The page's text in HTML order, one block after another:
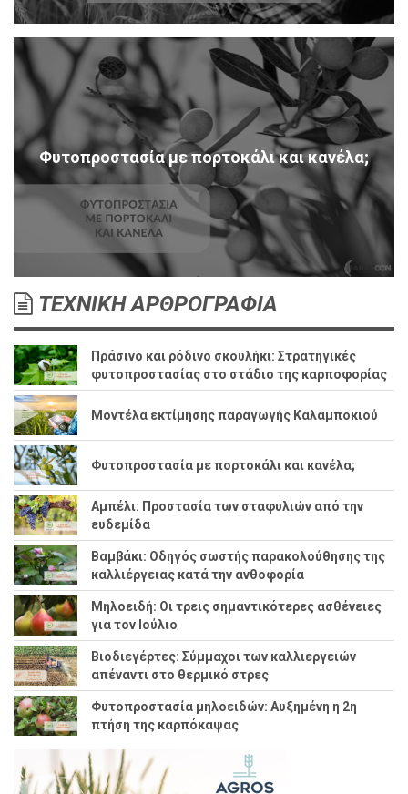
Φυτοπροστασία με πορτοκάλι και κανέλα;
ΤΕΧΝΙΚΗ ΑΡΘΡΟΓΡΑΦΙΑ
Πράσινο και ρόδινο σκουλήκι: Στρατηγικές
φυτοπροστασίας στο στάδιο της καρποφορίας
Μοντέλα εκτίμησης παραγωγής Καλαμποκιού
Φυτοπροστασία με πορτοκάλι και κανέλα;
Αμπέλι: Προστασία των σταφυλιών από την
ευδεμίδα
Βαμβάκι: Οδηγός σωστής παρακολούθησης της
καλλιέργειας κατά την ανθοφορία
Μηλοειδή: Οι τρεις σημαντικότερες ασθένειες
για τον Ιούλιο
Βιοδιεγέρτες: Σύμμαχοι των καλλιεργειών
απέναντι στο θερμικό στρες
Φυτοπροστασία μηλοειδών: Αυξημένη η 2η
πτήση της καρπόκαψας